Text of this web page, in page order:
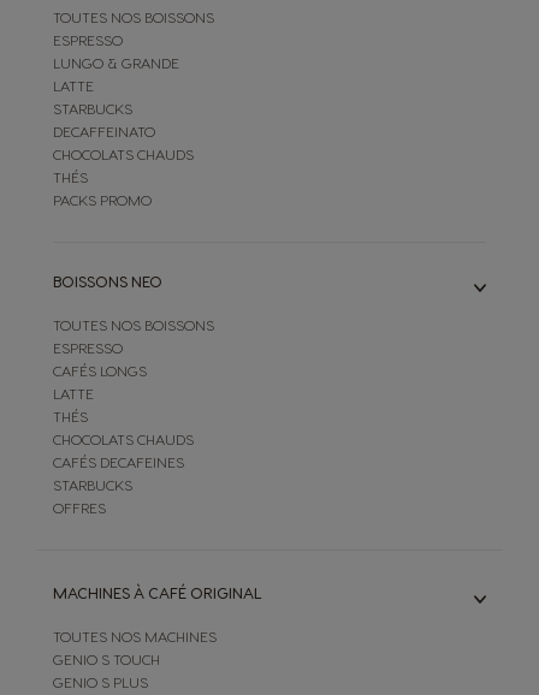
TOUTES NOS BOISSONS
ESPRESSO
LUNGO & GRANDE
LATTE
STARBUCKS
DECAFFEINATO
CHOCOLATS CHAUDS
THÉS
PACKS PROMO
BOISSONS NEO
TOUTES NOS BOISSONS
ESPRESSO
CAFÉS LONGS
LATTE
THÉS
CHOCOLATS CHAUDS
CAFÉS DECAFEINES
STARBUCKS
OFFRES
MACHINES À CAFÉ ORIGINAL
TOUTES NOS MACHINES
GENIO S TOUCH
GENIO S PLUS